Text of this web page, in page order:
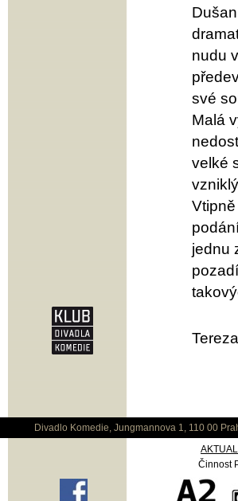
nudu
své
Malá
velké
jednu
Divadlo Komedie, Jungmannova 1, 110 00
Činnost